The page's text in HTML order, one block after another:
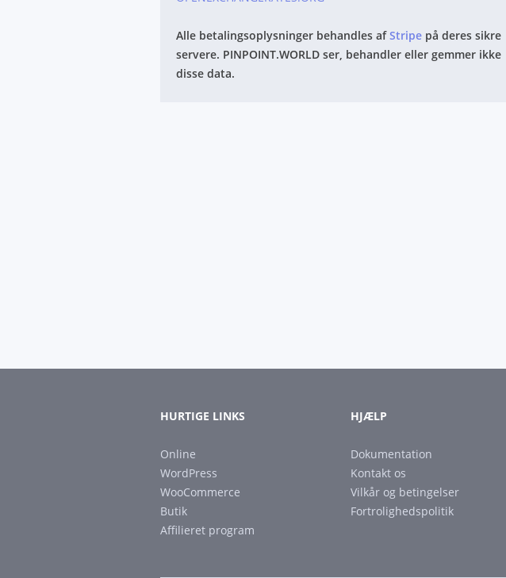
Alle betalingsoplysninger behandles afStripe på deres sikre
servere. PINPOINT.WORLD ser, behandler eller gemmer ikke
disse data.
HURTIGE LINKS
Online
WordPress
WooCommerce
Butik
Affilieret program
HJÆLP
Dokumentation
Kontakt os
Vilkår og betingelser
Fortrolighedspolitik